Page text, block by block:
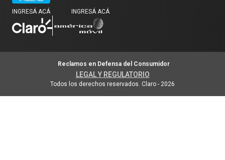
INGRESÁ ACÁ INGRESÁ ACÁ
Todos los derechos reservados. Claro - 2026
LEGAL Y REGULATORIO
Reclamos en Defensa del Consumidor